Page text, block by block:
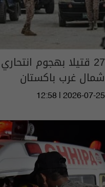
27 قتيلا بهجوم
شمال غرب باكستان
12:58 | 2026-07-25